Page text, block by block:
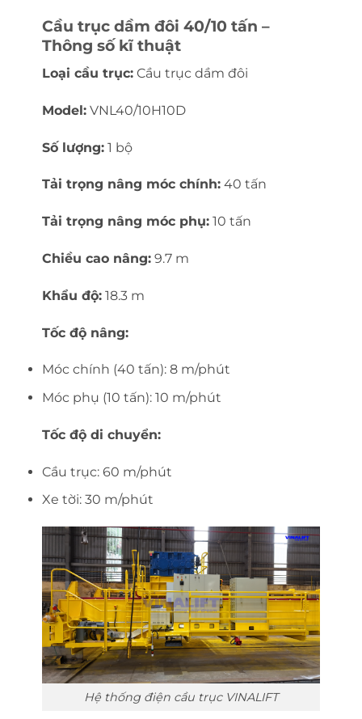
Cầu trục dầm đôi 40/10 tấn –
Thông số kĩ thuật
Loại cầu trục:Cầu trục dầm đôi
Model:VNL40/10H10D
Số lượng:1 bộ
Tải trọng nâng móc chính:40 tấn
Tải trọng nâng móc phụ:10 tấn
Chiều cao nâng:9.7 m
Khẩu độ:18.3 m
Tốc độ nâng:
Móc chính (40 tấn): 8 m/phút
Móc phụ (10 tấn): 10 m/phút
Tốc độ di chuyển:
Cầu trục: 60 m/phút
Xe tời: 30 m/phút
Hệ thống điện cầu trục VINALIFT